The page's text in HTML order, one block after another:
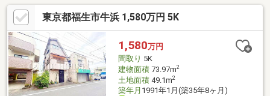
で、家族の理想の暮らしを実現可能です。◆駐車場完備◆日々の
通勤やお出かけに便利な、敷地内駐車が可能です。～住みやすさ
を追求した充実の設備～ ◆トイレ２箇所◆「朝の渋滞」が解消さ
れ、待たずに済むため朝のストレスが激減します。◆全居室収納
◆スッキリとした空間を保ち、暮らしにゆとりと安心をプラスど
うぞお気軽にお問い合わせください！
東京都福生市牛浜 1,580万円 5K
1,580万円
間取り 5K
建物面積73.97m2
土地面積49.1m2
築年月 1991年1月(築35年8ヶ月)